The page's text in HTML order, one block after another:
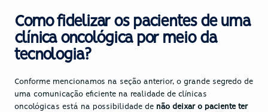
Como fidelizar os pacientes de uma
clínica oncológica por meio da
tecnologia?
Conforme mencionamos na seção anterior, o grande segredo de
uma comunicação eficiente na realidade de clínicas
oncológicas está na possibilidade de não deixar o paciente ter